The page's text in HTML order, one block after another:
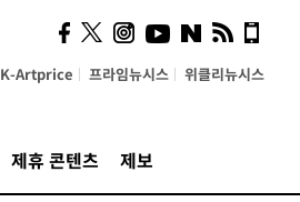
K-Artprice 프라임뉴시스 위클리뉴시스
제휴 콘텐츠 제보
시, 스마트폰 액세서리에
NFC 더했다